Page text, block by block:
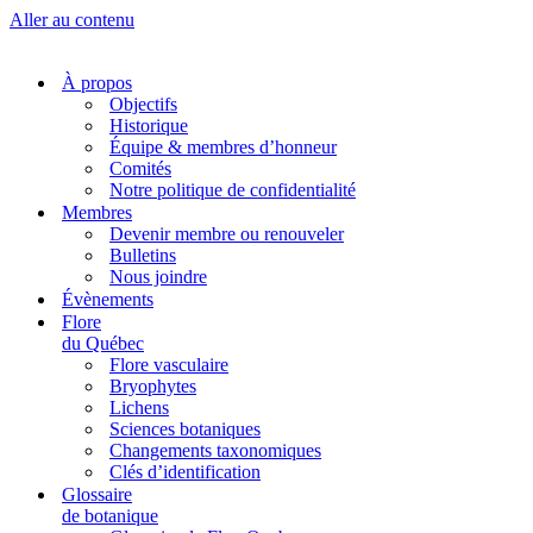
Aller au contenu
À propos
Objectifs
Historique
Équipe & membres d’honneur
Comités
Notre politique de confidentialité
Membres
Devenir membre ou renouveler
Bulletins
Nous joindre
Évènements
Flore
du Québec
Flore vasculaire
Bryophytes
Lichens
Sciences botaniques
Changements taxonomiques
Clés d’identification
Glossaire
de botanique